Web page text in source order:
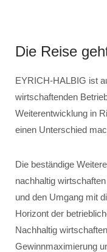
Die Reise
EYRICH-HALBIG ist
wirtschaftenden
Weiterentwicklung in
einen Unterschied
Die beständige
nachhaltig
und den Umgang mit
Horizont der
Nachhaltig
Gewinnmaximierung